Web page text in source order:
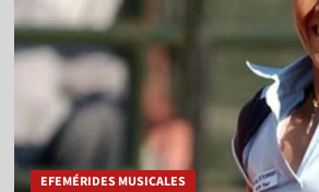
EFEMÉRIDES MUSICALES